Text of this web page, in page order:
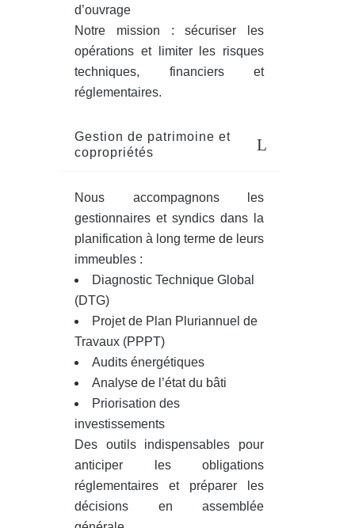
d’ouvrage
Notre mission : sécuriser les
opérations et limiter les risques
techniques, financiers et
réglementaires.
Gestion de patrimoine et
copropriétés
Nous accompagnons les
gestionnaires et syndics dans la
planification à long terme de leurs
immeubles :
Diagnostic Technique Global
(DTG)
Projet de Plan Pluriannuel de
Travaux (PPPT)
Audits énergétiques
Analyse de l’état du bâti
Priorisation des
investissements
Des outils indispensables pour
anticiper les obligations
réglementaires et préparer les
décisions en assemblée